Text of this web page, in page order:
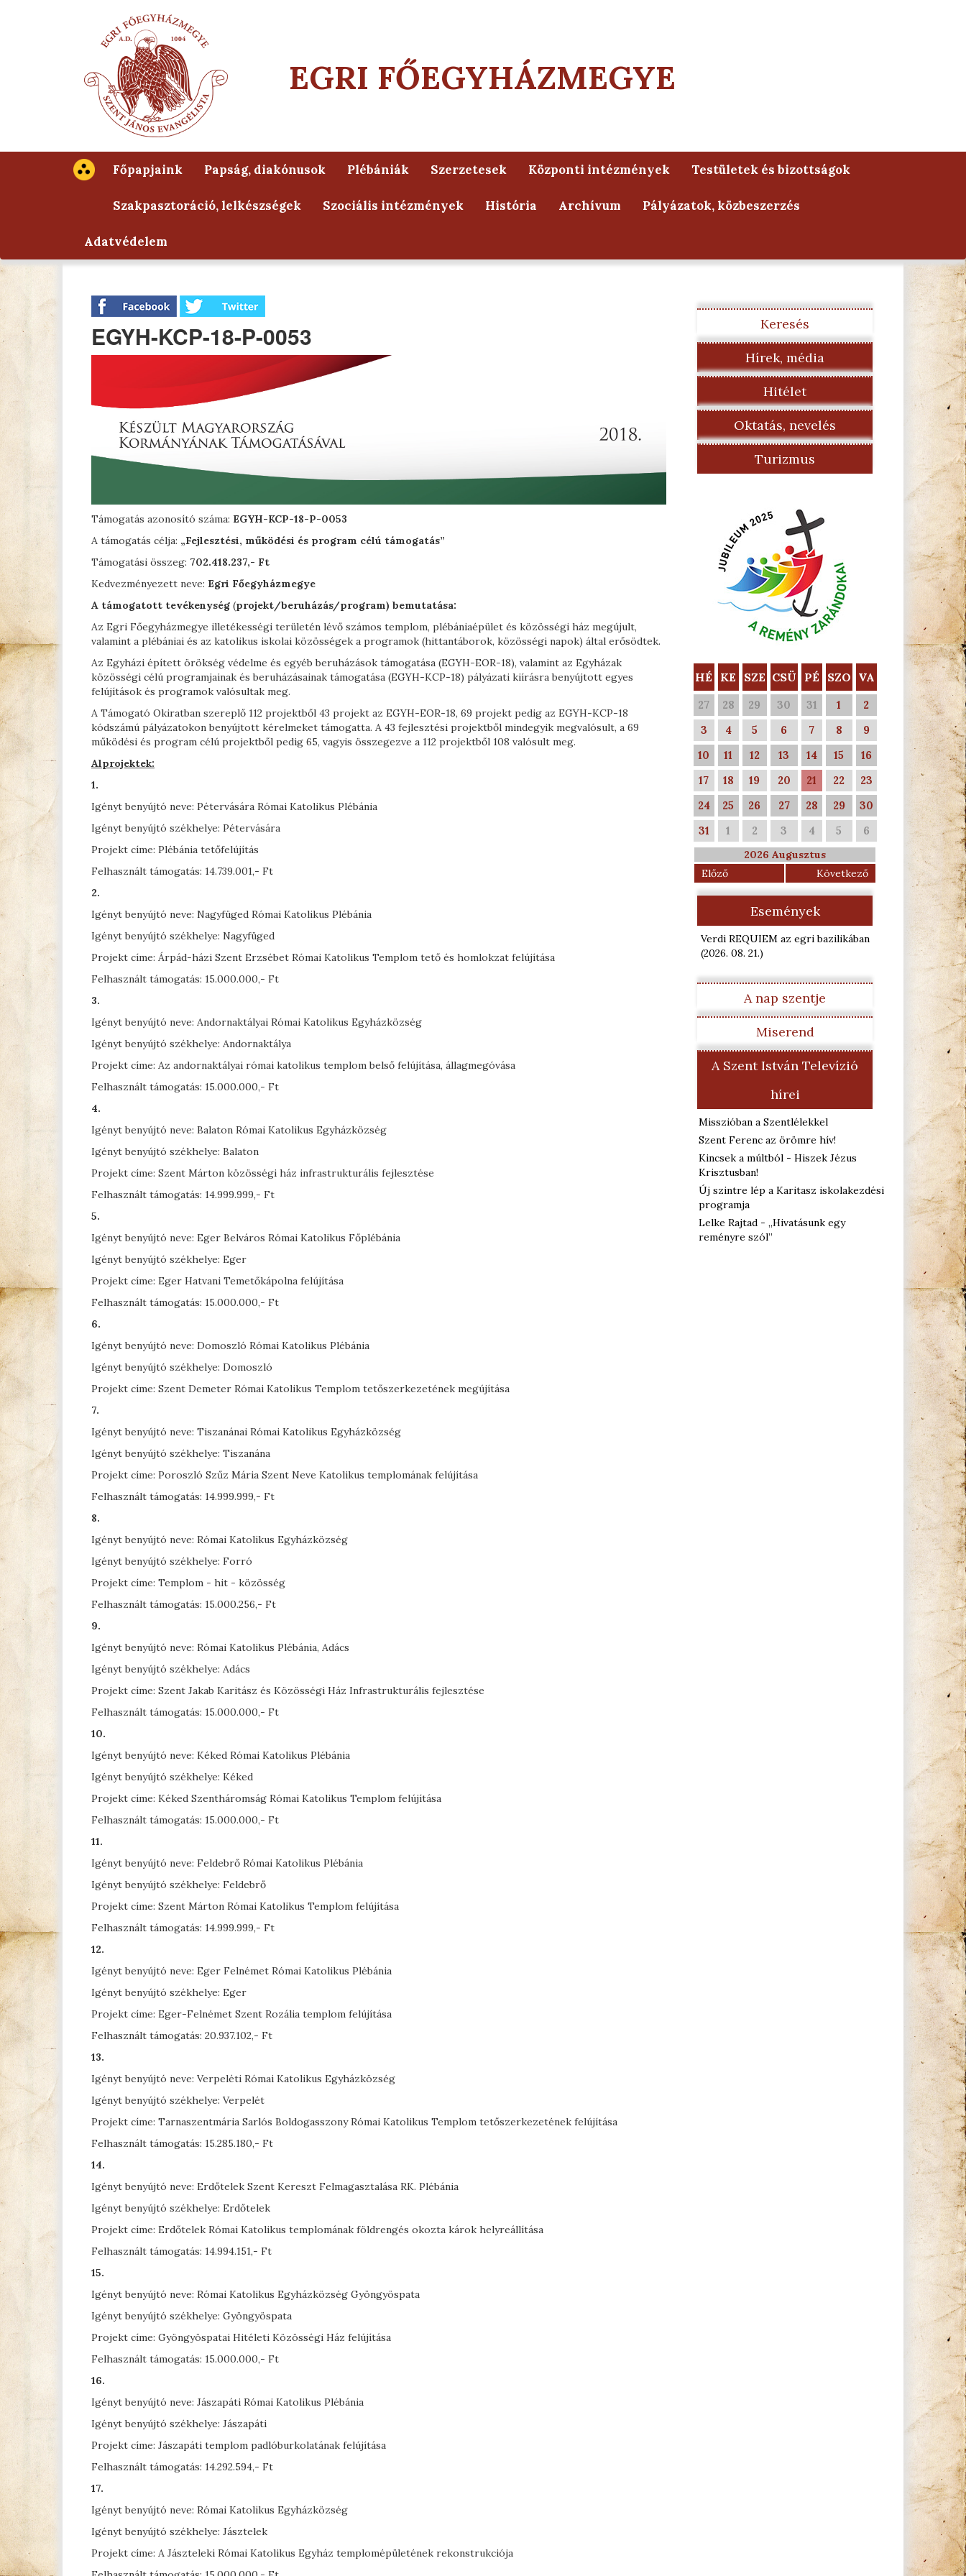
EGRI FŐEGYHÁZMEGYE
Főpapjaink Papság, diakónusok Plébániák Szerzetesek Központi intézmények Testületek és bizottságok
Szakpasztoráció, lelkészségek Szociális intézmények História Archívum Pályázatok, közbeszerzés
Adatvédelem
EGYH-KCP-18-P-0053
Támogatás azonosító száma: EGYH-KCP-18-P-0053
A támogatás célja: „Fejlesztési, működési és program célú támogatás”
Támogatási összeg: 702.418.237,- Ft
Kedvezményezett neve: Egri Főegyházmegye
A támogatott tevékenység (projekt/beruházás/program) bemutatása:
Az Egri Főegyházmegye illetékességi területén lévő számos templom, plébániaépület és közösségi ház megújult,
valamint a plébániai és az katolikus iskolai közösségek a programok (hittantáborok, közösségi napok) által erősödtek.
Az Egyházi épített örökség védelme és egyéb beruházások támogatása (EGYH-EOR-18), valamint az Egyházak
közösségi célú programjainak és beruházásainak támogatása (EGYH-KCP-18) pályázati kiírásra benyújtott egyes
felújítások és programok valósultak meg.
A Támogató Okiratban szereplő 112 projektből 43 projekt az EGYH-EOR-18, 69 projekt pedig az EGYH-KCP-18
kódszámú pályázatokon benyújtott kérelmeket támogatta. A 43 fejlesztési projektből mindegyik megvalósult, a 69
működési és program célú projektből pedig 65, vagyis összegezve a 112 projektből 108 valósult meg.
Alprojektek:
1.
Igényt benyújtó neve: Pétervására Római Katolikus Plébánia
Igényt benyújtó székhelye: Pétervására
Projekt címe: Plébánia tetőfelújítás
Felhasznált támogatás: 14.739.001,- Ft
2.
Igényt benyújtó neve: Nagyfüged Római Katolikus Plébánia
Igényt benyújtó székhelye: Nagyfüged
Projekt címe: Árpád-házi Szent Erzsébet Római Katolikus Templom tető és homlokzat felújítása
Felhasznált támogatás: 15.000.000,- Ft
3.
Igényt benyújtó neve: Andornaktályai Római Katolikus Egyházközség
Igényt benyújtó székhelye: Andornaktálya
Projekt címe: Az andornaktályai római katolikus templom belső felújítása, állagmegóvása
Felhasznált támogatás: 15.000.000,- Ft
4.
Igényt benyújtó neve: Balaton Római Katolikus Egyházközség
Igényt benyújtó székhelye: Balaton
Projekt címe: Szent Márton közösségi ház infrastrukturális fejlesztése
Felhasznált támogatás: 14.999.999,- Ft
5.
Igényt benyújtó neve: Eger Belváros Római Katolikus Főplébánia
Igényt benyújtó székhelye: Eger
Projekt címe: Eger Hatvani Temetőkápolna felújítása
Felhasznált támogatás: 15.000.000,- Ft
6.
Igényt benyújtó neve: Domoszló Római Katolikus Plébánia
Igényt benyújtó székhelye: Domoszló
Projekt címe: Szent Demeter Római Katolikus Templom tetőszerkezetének megújítása
7.
Igényt benyújtó neve: Tiszanánai Római Katolikus Egyházközség
Igényt benyújtó székhelye: Tiszanána
Projekt címe: Poroszló Szűz Mária Szent Neve Katolikus templomának felújítása
Felhasznált támogatás: 14.999.999,- Ft
8.
Igényt benyújtó neve: Római Katolikus Egyházközség
Igényt benyújtó székhelye: Forró
Projekt címe: Templom - hit - közösség
Felhasznált támogatás: 15.000.256,- Ft
9.
Igényt benyújtó neve: Római Katolikus Plébánia, Adács
Igényt benyújtó székhelye: Adács
Projekt címe: Szent Jakab Karitász és Közösségi Ház Infrastrukturális fejlesztése
Felhasznált támogatás: 15.000.000,- Ft
10.
Igényt benyújtó neve: Kéked Római Katolikus Plébánia
Igényt benyújtó székhelye: Kéked
Projekt címe: Kéked Szentháromság Római Katolikus Templom felújítása
Felhasznált támogatás: 15.000.000,- Ft
11.
Igényt benyújtó neve: Feldebrő Római Katolikus Plébánia
Igényt benyújtó székhelye: Feldebrő
Projekt címe: Szent Márton Római Katolikus Templom felújítása
Felhasznált támogatás: 14.999.999,- Ft
12.
Igényt benyújtó neve: Eger Felnémet Római Katolikus Plébánia
Igényt benyújtó székhelye: Eger
Projekt címe: Eger-Felnémet Szent Rozália templom felújítása
Felhasznált támogatás: 20.937.102,- Ft
13.
Igényt benyújtó neve: Verpeléti Római Katolikus Egyházközség
Igényt benyújtó székhelye: Verpelét
Projekt címe: Tarnaszentmária Sarlós Boldogasszony Római Katolikus Templom tetőszerkezetének felújítása
Felhasznált támogatás: 15.285.180,- Ft
14.
Igényt benyújtó neve: Erdőtelek Szent Kereszt Felmagasztalása RK. Plébánia
Igényt benyújtó székhelye: Erdőtelek
Projekt címe: Erdőtelek Római Katolikus templomának földrengés okozta károk helyreállítása
Felhasznált támogatás: 14.994.151,- Ft
15.
Igényt benyújtó neve: Római Katolikus Egyházközség Gyöngyöspata
Igényt benyújtó székhelye: Gyöngyöspata
Projekt címe: Gyöngyöspatai Hitéleti Közösségi Ház felújítása
Felhasznált támogatás: 15.000.000,- Ft
16.
Igényt benyújtó neve: Jászapáti Római Katolikus Plébánia
Igényt benyújtó székhelye: Jászapáti
Projekt címe: Jászapáti templom padlóburkolatának felújítása
Felhasznált támogatás: 14.292.594,- Ft
17.
Igényt benyújtó neve: Római Katolikus Egyházközség
Igényt benyújtó székhelye: Jásztelek
Projekt címe: A Jászteleki Római Katolikus Egyház templomépületének rekonstrukciója
Keresés
Hírek, média
Hitélet
Oktatás, nevelés
Turizmus
HÉ KE SZE CSÜ PÉ SZO VA
27 28 29 30 31 1
2
3
4 5 6 7 8
9
10
11 12 13 14 15
16
17
18 19 20 21 22
23
24
25 26 27 28 29
30
31
1 2 3 4 5 6
2026 Augusztus
Előző
Következő
Események
Verdi REQUIEM az egri bazilikában
(2026. 08. 21.)
A nap szentje
Miserend
A Szent István Televízió
hírei
Misszióban a Szentlélekkel
Szent Ferenc az örömre hív!
Kincsek a múltból - Hiszek Jézus
Krisztusban!
Új szintre lép a Karitasz iskolakezdési
programja
Lelke Rajtad - „Hivatásunk egy
reményre szól”